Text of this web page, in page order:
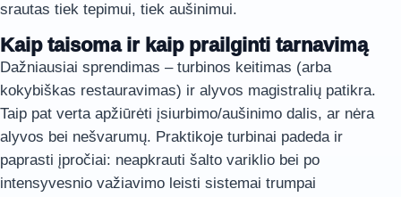
srautas tiek tepimui, tiek aušinimui.
Kaip taisoma ir kaip prailginti tarnavimą
Dažniausiai sprendimas – turbinos keitimas (arba
kokybiškas restauravimas) ir alyvos magistralių patikra.
Taip pat verta apžiūrėti įsiurbimo/aušinimo dalis, ar nėra
alyvos bei nešvarumų. Praktikoje turbinai padeda ir
paprasti įpročiai: neapkrauti šalto variklio bei po
intensyvesnio važiavimo leisti sistemai trumpai